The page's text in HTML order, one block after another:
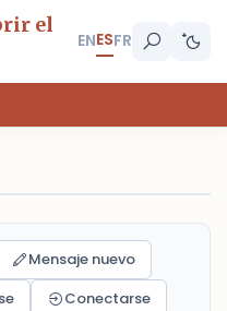
el
ENESFR
Mensaje nuevo
Conectarse